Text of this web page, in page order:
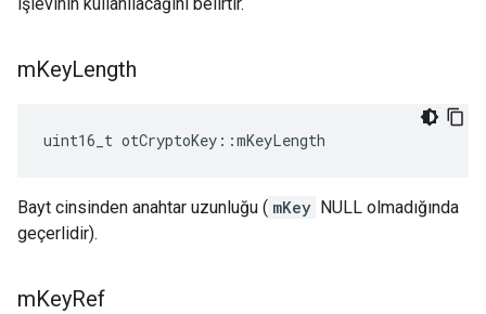
mKeyLength
uint16_t otCryptoKey ::mKeyLength
Bayt cinsinden anahtar uzunluğu ( mKey NULL olmadığında
geçerlidir).
mKeyRef